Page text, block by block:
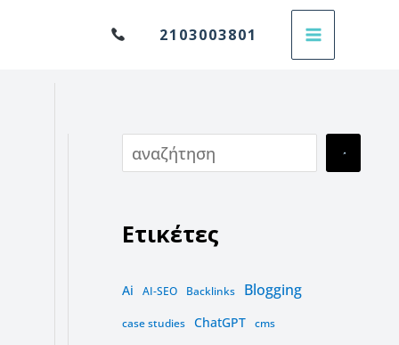
2103003801
ν
τ
σ
Ετικέτες
Ai AI-SEO Backlinks Blogging
case studies ChatGPT cms